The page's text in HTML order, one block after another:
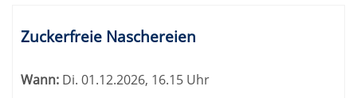
Zuckerfreie Naschereien
Wann: Di. 01.12.2026, 16.15 Uhr